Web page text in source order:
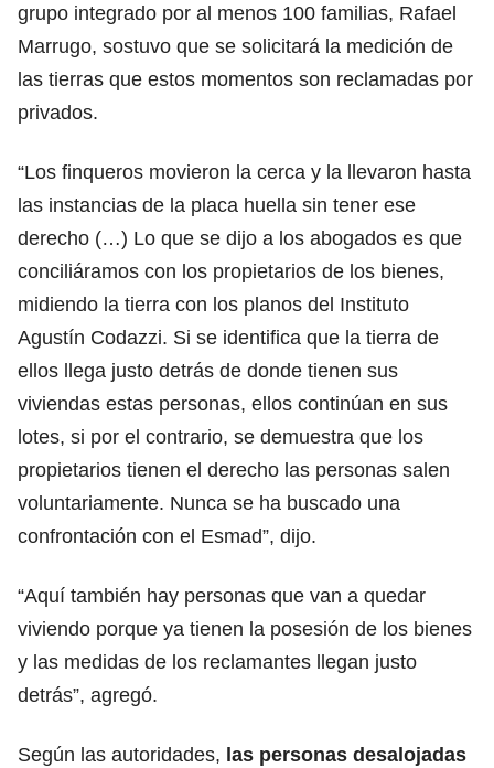
grupo integrado por al menos 100 familias, Rafael
Marrugo, sostuvo que se solicitará la medición de
las tierras que estos momentos son reclamadas por
privados.
“Los finqueros movieron la cerca y la llevaron hasta
las instancias de la placa huella sin tener ese
derecho (…) Lo que se dijo a los abogados es que
conciliáramos con los propietarios de los bienes,
midiendo la tierra con los planos del Instituto
Agustín Codazzi. Si se identifica que la tierra de
ellos llega justo detrás de donde tienen sus
viviendas estas personas, ellos continúan en sus
lotes, si por el contrario, se demuestra que los
propietarios tienen el derecho las personas salen
voluntariamente. Nunca se ha buscado una
confrontación con el Esmad”, dijo.
“Aquí también hay personas que van a quedar
viviendo porque ya tienen la posesión de los bienes
y las medidas de los reclamantes llegan justo
detrás”, agregó.
Según las autoridades, las personas desalojadas